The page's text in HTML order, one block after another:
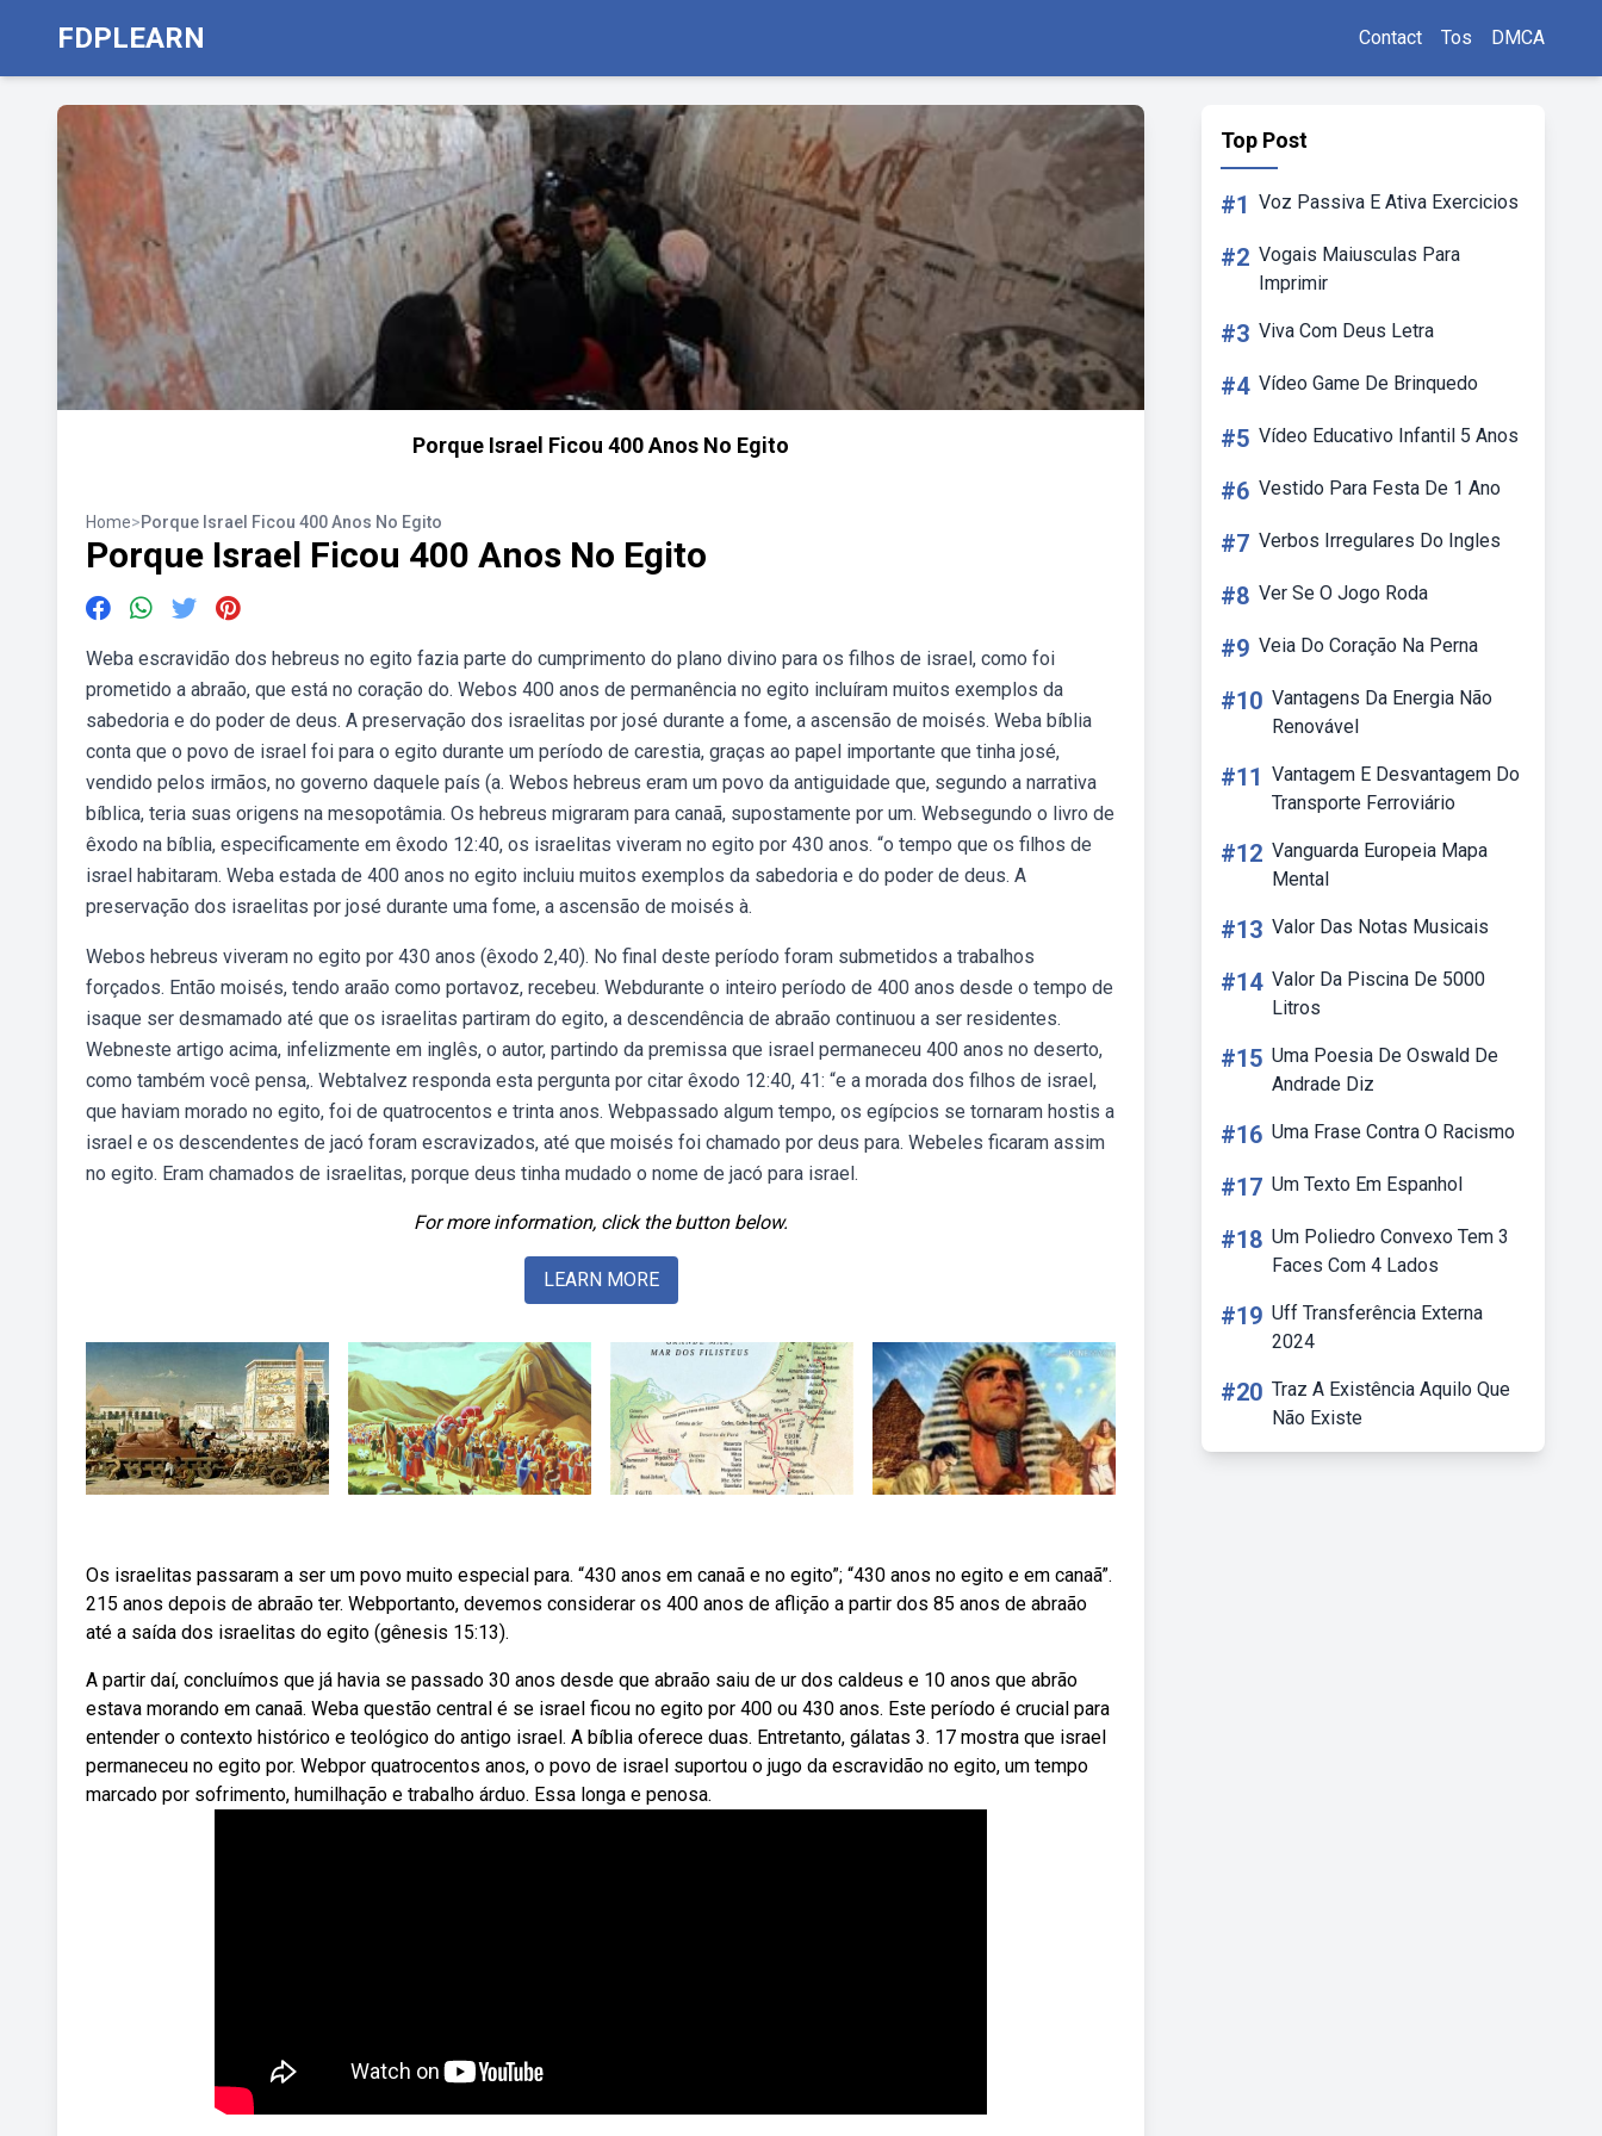
FDPLEARN Contact Tos DMCA
Porque Israel Ficou 400 Anos No Egito
Home>Porque Israel Ficou 400 Anos No Egito
Porque Israel Ficou 400 Anos No Egito
Weba escravidão dos hebreus no egito fazia parte do cumprimento do plano divino para os filhos de israel, como foi
prometido a abraão, que está no coração do. Webos 400 anos de permanência no egito incluíram muitos exemplos da
sabedoria e do poder de deus. A preservação dos israelitas por josé durante a fome, a ascensão de moisés. Weba bíblia
conta que o povo de israel foi para o egito durante um período de carestia, graças ao papel importante que tinha josé,
vendido pelos irmãos, no governo daquele país (a. Webos hebreus eram um povo da antiguidade que, segundo a narrativa
bíblica, teria suas origens na mesopotâmia. Os hebreus migraram para canaã, supostamente por um. Websegundo o livro de
êxodo na bíblia, especificamente em êxodo 12:40, os israelitas viveram no egito por 430 anos. “o tempo que os filhos de
israel habitaram. Weba estada de 400 anos no egito incluiu muitos exemplos da sabedoria e do poder de deus. A
preservação dos israelitas por josé durante uma fome, a ascensão de moisés à.
Webos hebreus viveram no egito por 430 anos (êxodo 2,40). No final deste período foram submetidos a trabalhos
forçados. Então moisés, tendo araão como portavoz, recebeu. Webdurante o inteiro período de 400 anos desde o tempo de
isaque ser desmamado até que os israelitas partiram do egito, a descendência de abraão continuou a ser residentes.
Webneste artigo acima, infelizmente em inglês, o autor, partindo da premissa que israel permaneceu 400 anos no deserto,
como também você pensa,. Webtalvez responda esta pergunta por citar êxodo 12:40, 41: “e a morada dos filhos de israel,
que haviam morado no egito, foi de quatrocentos e trinta anos. Webpassado algum tempo, os egípcios se tornaram hostis a
israel e os descendentes de jacó foram escravizados, até que moisés foi chamado por deus para. Webeles ficaram assim
no egito. Eram chamados de israelitas, porque deus tinha mudado o nome de jacó para israel.
For more information, click the button below.
LEARN MORE
Os israelitas passaram a ser um povo muito especial para. “430 anos em canaã e no egito”; “430 anos no egito e em canaã”.
215 anos depois de abraão ter. Webportanto, devemos considerar os 400 anos de aflição a partir dos 85 anos de abraão
até a saída dos israelitas do egito (gênesis 15:13).
A partir daí, concluímos que já havia se passado 30 anos desde que abraão saiu de ur dos caldeus e 10 anos que abrão
estava morando em canaã. Weba questão central é se israel ficou no egito por 400 ou 430 anos. Este período é crucial para
entender o contexto histórico e teológico do antigo israel. A bíblia oferece duas. Entretanto, gálatas 3. 17 mostra que israel
permaneceu no egito por. Webpor quatrocentos anos, o povo de israel suportou o jugo da escravidão no egito, um tempo
marcado por sofrimento, humilhação e trabalho árduo. Essa longa e penosa.
Top Post
#1 Voz Passiva E Ativa Exercicios
#2 Vogais Maiusculas Para
Imprimir
#3 Viva Com Deus Letra
#4 Vídeo Game De Brinquedo
#5 Vídeo Educativo Infantil 5 Anos
#6 Vestido Para Festa De 1 Ano
#7 Verbos Irregulares Do Ingles
#8 Ver Se O Jogo Roda
#9 Veia Do Coração Na Perna
#10 Vantagens Da Energia Não
Renovável
#11 Vantagem E Desvantagem Do
Transporte Ferroviário
#12 Vanguarda Europeia Mapa
Mental
#13 Valor Das Notas Musicais
#14 Valor Da Piscina De 5000
Litros
#15 Uma Poesia De Oswald De
Andrade Diz
#16 Uma Frase Contra O Racismo
#17 Um Texto Em Espanhol
#18 Um Poliedro Convexo Tem 3
Faces Com 4 Lados
#19 Uff Transferência Externa
2024
#20 Traz A Existência Aquilo Que
Não Existe